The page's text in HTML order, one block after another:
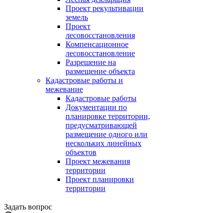
Проект рекультивации
земель
Проект
лесовосстановления
Компенсационное
лесовосстановление
Разрешение на
размещение объекта
Кадастровые работы и
межевание
Кадастровые работы
Документации по
планировке территории,
предусматривающей
размещение одного или
нескольких линейных
объектов
Проект межевания
территории
Проект планировки
территории
Задать вопрос